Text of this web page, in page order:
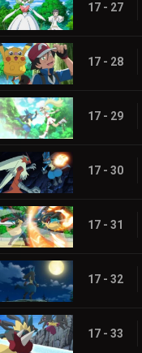
17 - 27
17 - 28
17 - 29
17 - 30
17 - 31
17 - 32
17 - 33